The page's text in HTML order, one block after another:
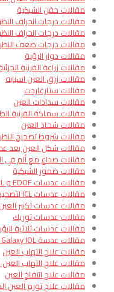
مقالات حقن الشبكية
مقالات درجات انحراف
مقالات درجات انحراف
مقالات درجات ضعف النظر
مقالات دوار الرؤية
مقالات زراعة القرنية
مقالات زرق العين اسبابه
مقالات ستارغاردت
مقالات سدادات العين
مقالات سماكة القرنية
مقالات شحاذ العين
مقالات شروط تصحيح النظر
مقالات شكل العين بعد
مقالات صداع مع ألم في
مقالات ضمور الشبكية
مقالات عدسات EDOF و LAL
مقالات عدسات ICL لتصحيح النظر
مقالات عدسات تكبير العين
مقالات عدسات توريك
مقالات عدسات ثلاثية البؤر
مقالات عدسة RayOne Galaxy IOL
مقالات علاج التهاب العين
مقالات علاج التهاب العين
مقالات علاج انتفاخ العين
مقالات علاج تورم العين